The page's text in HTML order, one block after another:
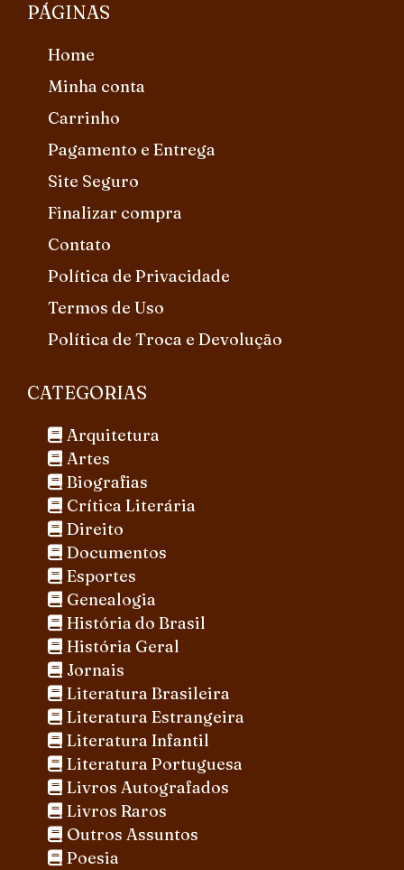
PÁGINAS
Home
Minha conta
Carrinho
Pagamento e Entrega
Site Seguro
Finalizar compra
Contato
Política de Privacidade
Termos de Uso
Política de Troca e Devolução
CATEGORIAS
Arquitetura
Artes
Biografias
Crítica Literária
Direito
Documentos
Esportes
Genealogia
História do Brasil
História Geral
Jornais
Literatura Brasileira
Literatura Estrangeira
Literatura Infantil
Literatura Portuguesa
Livros Autografados
Livros Raros
Outros Assuntos
Poesia